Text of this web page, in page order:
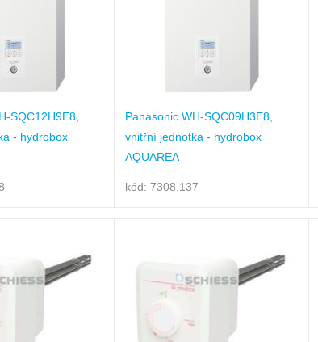
SQC12H9E8,
- hydrobox
Panasonic WH-SQC09H3E8,
vnitřní jednotka - hydrobox
AQUAREA
kód: 7308.137